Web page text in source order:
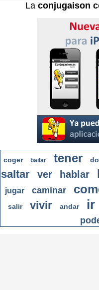
La conjugaison
coger bailar tener
saltar
ver hablar
jugar caminar
salir vivir andar ir